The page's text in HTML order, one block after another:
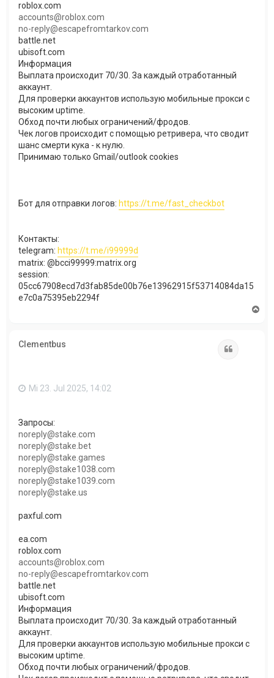
roblox.com
accounts@roblox.com
no-reply@escapefromtarkov.com
battle.net
ubisoft.com
Информация
Выплата происходит 70/30. За каждый отработанный
аккаунт.
Для проверки аккаунтов использую мобильные прокси с
высоким uptime.
Обход почти любых ограничений/фродов.
Чек логов происходит с помощью ретривера, что сводит
шанс смерти кука - к нулю.
Принимаю только Gmail/outlook cookies​
Бот для отправки логов: https://t.me/fast_checkbot​
Контакты:
telegram: https://t.me/i99999d
matrix: @bcci99999:matrix.org
session:
05cc67908ecd7d3fab85de00b76e13962915f53714084da15
e7c0a75395eb2294f​
Clementbus
Mi 23. Jul 2025, 14:02
Запросы:
noreply@stake.com
noreply@stake.bet
noreply@stake.games
noreply@stake1038.com
noreply@stake1039.com
noreply@stake.us
paxful.com
ea.com
roblox.com
accounts@roblox.com
no-reply@escapefromtarkov.com
battle.net
ubisoft.com
Информация
Выплата происходит 70/30. За каждый отработанный
аккаунт.
Для проверки аккаунтов использую мобильные прокси с
высоким uptime.
Обход почти любых ограничений/фродов.